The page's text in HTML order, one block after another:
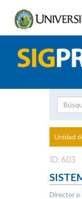
Unidad
ID: 603
Director o